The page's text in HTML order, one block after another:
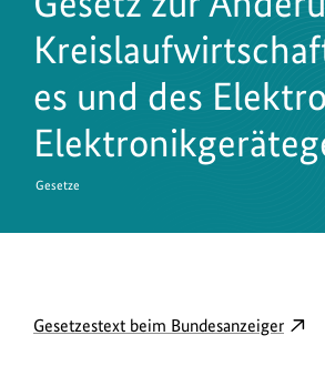
Naturschutz
nukleare
Sicherheit
es und des
Gesetze
D
Gesetzestext beim Bundesanzeiger